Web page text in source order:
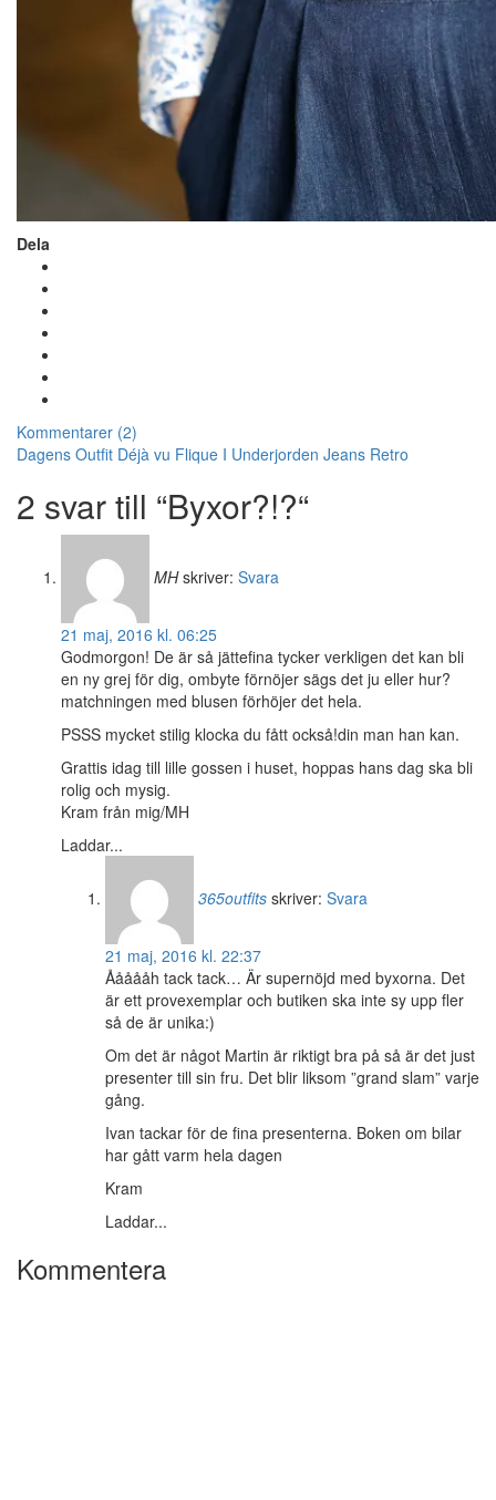
Dela
Kommentarer (2)
Dagens Outfit Déjà vu Flique I Underjorden Jeans Retro
2 svar till “Byxor?!?“
MH skriver: Svara
21 maj, 2016 kl. 06:25
Godmorgon! De är så jättefina tycker verkligen det kan bli
en ny grej för dig, ombyte förnöjer sägs det ju eller hur?
matchningen med blusen förhöjer det hela.
PSSS mycket stilig klocka du fått också!din man han kan.
Grattis idag till lille gossen i huset, hoppas hans dag ska bli
rolig och mysig.
Kram från mig/MH
Laddar...
365outfits skriver: Svara
21 maj, 2016 kl. 22:37
Åååååh tack tack… Är supernöjd med byxorna. Det
är ett provexemplar och butiken ska inte sy upp fler
så de är unika:)
Om det är något Martin är riktigt bra på så är det just
presenter till sin fru. Det blir liksom ”grand slam” varje
gång.
Ivan tackar för de fina presenterna. Boken om bilar
har gått varm hela dagen
Kram
Laddar...
Kommentera